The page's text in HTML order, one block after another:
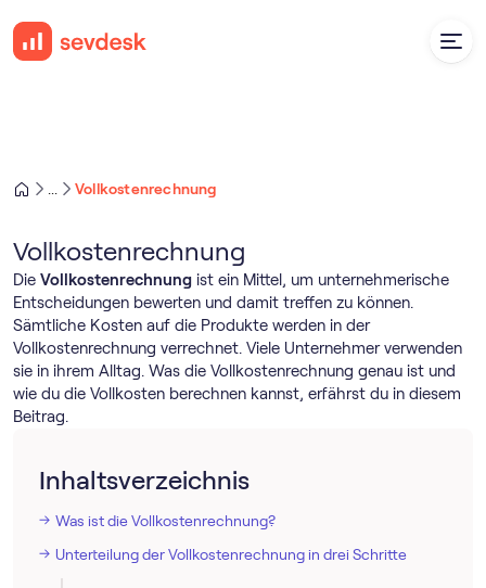
Vollkostenrechnung
Vollkostenrechnung
Die Vollkostenrechnung ist ein Mittel, um unternehmerische
Entscheidungen bewerten und damit treffen zu können.
Sämtliche Kosten auf die Produkte werden in der
Vollkostenrechnung verrechnet. Viele Unternehmer verwenden
sie in ihrem Alltag. Was die Vollkostenrechnung genau ist und
wie du die Vollkosten berechnen kannst, erfährst du in diesem
Beitrag.
Inhaltsverzeichnis
Was ist die Vollkostenrechnung?
Unterteilung der Vollkostenrechnung in drei Schritte